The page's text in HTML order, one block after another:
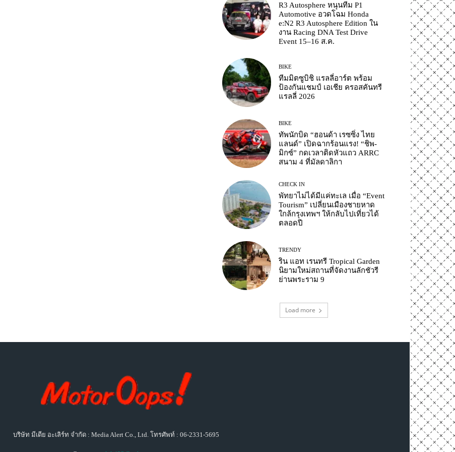
R3 Autosphere หนุนทีม P1
Automotive อวดโฉม Honda
e:N2 R3 Autosphere Edition ใน
งาน Racing DNA Test Drive
Event 15–16 ส.ค.
BIKE
ทีมมิตซูบิชิ แรลลี่อาร์ต พร้อม
ป้องกันแชมป์ เอเชีย ครอสคันทรี
แรลลี่ 2026
BIKE
ทัพนักบิด “ฮอนด้า เรซซิ่ง ไทย
แลนด์” เปิดฉากร้อนแรง! “ชิพ-
มิกซ์” กดเวลาติดหัวแถว ARRC
สนาม 4 ที่มัลดาลิกา
CHECK IN
พัทยาไม่ได้มีแค่ทะเล เมื่อ “Event
Tourism” เปลี่ยนเมืองชายหาด
ใกล้กรุงเทพฯ ให้กลับไปเที่ยวได้
ตลอดปี
TRENDY
ริน แอท เรนทรี Tropical Garden
นิยามใหม่สถานที่จัดงานลักชัวรี
ย่านพระราม 9
Load more
บริษัท มีเดีย อะเลิร์ท จำกัด : Media Alert Co., Ltd. โทรศัพท์ : 06-2331-5695